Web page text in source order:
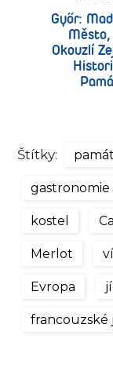
Győr:
Okouzlí
Štítky:
gastronomie
kostel
Merlot
Evropa
francouzské